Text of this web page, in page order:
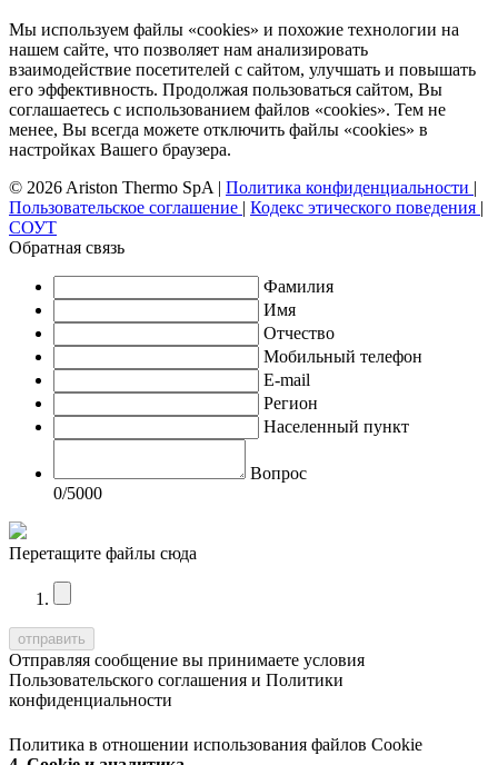
Мы используем файлы «cookies» и похожие технологии на
нашем сайте, что позволяет нам анализировать
взаимодействие посетителей с сайтом, улучшать и повышать
его эффективность. Продолжая пользоваться сайтом, Вы
соглашаетесь с использованием файлов «cookies». Тем не
менее, Вы всегда можете отключить файлы «cookies» в
настройках Вашего браузера.
© 2026 Ariston Thermo SpA | Политика конфиденциальности |
Пользовательское соглашение | Кодекс этического поведения |
СОУТ
Обратная связь
Фамилия
Имя
Отчество
Мобильный телефон
E-mail
Регион
Населенный пункт
Вопрос
0/5000
Перетащите файлы сюда
Отправляя сообщение вы принимаете условия
Пользовательского соглашения и Политики
конфиденциальности
Политика в отношении использования файлов Cookie